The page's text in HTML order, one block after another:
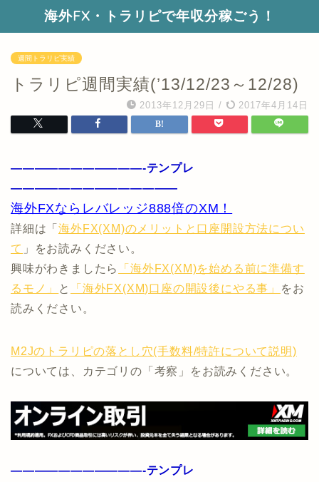
海外FX・トラリピで年収分稼ごう！
週間トラリピ実績
トラリピ週間実績(’13/12/23～12/28)
2013年12月29日 / 2017年4月14日
———————————-テンプレ
——————————————
海外FXならレバレッジ888倍のXM！
詳細は「海外FX(XM)のメリットと口座開設方法につい
て 」をお読みください。
興味がわきましたら
「海外FX(XM)を始める前に準備す
るモノ」
と 「海外FX(XM)口座の開設後にやる事」
をお
読みください。
M2Jのトラリピの落とし穴(手数料/特許について説明)
については、カテゴリの「考察」をお読みください。
———————————-テンプレ